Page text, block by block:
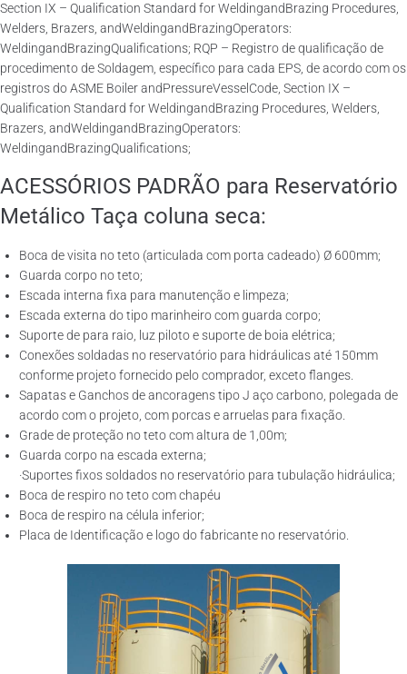
Section IX – Qualification Standard for WeldingandBrazing Procedures,
Welders, Brazers, andWeldingandBrazingOperators:
WeldingandBrazingQualifications; RQP – Registro de qualificação de
procedimento de Soldagem, específico para cada EPS, de acordo com os
registros do ASME Boiler andPressureVesselCode, Section IX –
Qualification Standard for WeldingandBrazing Procedures, Welders,
Brazers, andWeldingandBrazingOperators:
WeldingandBrazingQualifications;
ACESSÓRIOS PADRÃO para Reservatório
Metálico Taça coluna seca:
Boca de visita no teto (articulada com porta cadeado) Ø 600mm;
Guarda corpo no teto;
Escada interna fixa para manutenção e limpeza;
Escada externa do tipo marinheiro com guarda corpo;
Suporte de para raio, luz piloto e suporte de boia elétrica;
Conexões soldadas no reservatório para hidráulicas até 150mm
conforme projeto fornecido pelo comprador, exceto flanges.
Sapatas e Ganchos de ancoragens tipo J aço carbono, polegada de
acordo com o projeto, com porcas e arruelas para fixação.
Grade de proteção no teto com altura de 1,00m;
Guarda corpo na escada externa;
·Suportes fixos soldados no reservatório para tubulação hidráulica;
Boca de respiro no teto com chapéu
Boca de respiro na célula inferior;
Placa de Identificação e logo do fabricante no reservatório.